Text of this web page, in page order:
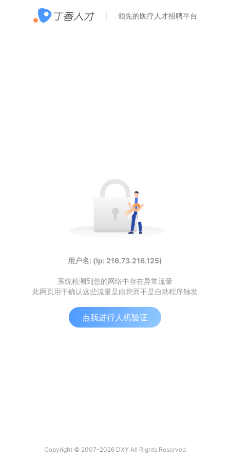
领先的医疗人才招聘平台
用户名: (Ip: 216.73.216.125)
系统检测到您的网络中存在异常流量
此网页用于确认这些流量是由您而不是自动程序触发
点我进行人机验证
Copyright © 2007-2026 DXY All Rights Reserved